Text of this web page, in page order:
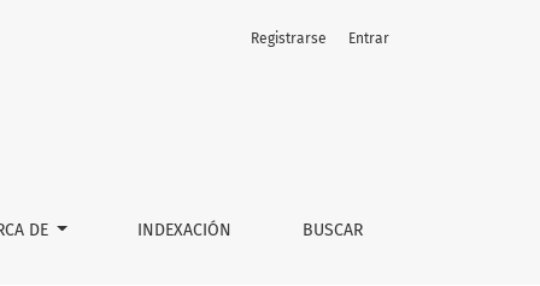
colectiva en San Pedro Cholula, Puebla
DE INDEXACIÓN BUSCAR
Registrarse Entrar